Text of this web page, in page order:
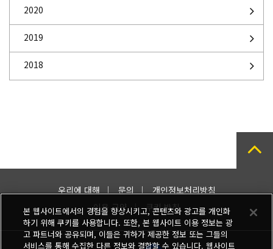
2020
2019
2018
우리에 대해 문의
개인정보처리방침
이용 규약
쿠키 방침
본 웹사이트에서의 경험을 향상시키고, 콘텐츠와 광고를 개인화
하기 위해 쿠키를 사용합니다. 또한, 본 웹사이트 이용 정보는 광
고 파트너와 공유되며, 이들은 귀하가 제공한 정보 또는 그들의
서비스를 통해 수집한 다른 정보와 결합할 수 있습니다. 웹사이트